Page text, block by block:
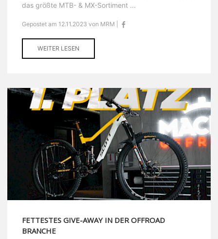
das größte MTB- & MX-Sortiment ...
Gepostet am 12.11.2023 von MRM |
WEITER LESEN
FETTESTES GIVE-AWAY IN DER OFFROAD
BRANCHE